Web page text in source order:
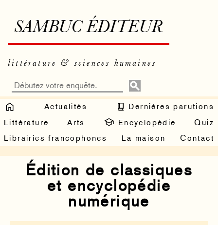
SAMBUC ÉDITEUR
littérature & sciences humaines
Actualités
Dernières parutions
Littérature
Arts Encyclopédie
Quiz
Librairies francophones
La maison Contact
Édition de classiques
et encyclopédie
numérique